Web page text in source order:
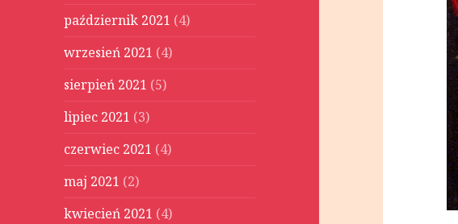
październik 2021 (4)
wrzesień 2021 (4)
sierpień 2021 (5)
lipiec 2021 (3)
czerwiec 2021 (4)
maj 2021 (2)
kwiecień 2021 (4)